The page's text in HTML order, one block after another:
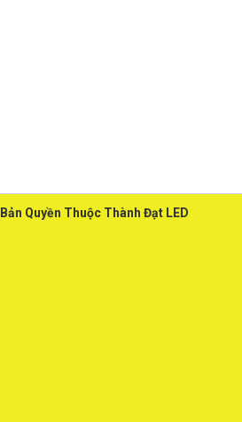
Bản Quyền Thuộc Thành Đạt LED